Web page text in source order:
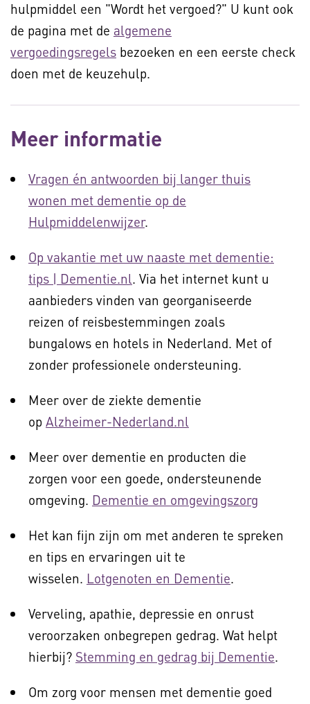
hulpmiddel een "Wordt het vergoed?" U kunt ook
de pagina met de algemene
vergoedingsregels bezoeken en een eerste check
doen met de keuzehulp.
Meer informatie
Vragen én antwoorden bij langer thuis
wonen met dementie op de
Hulpmiddelenwijzer.
Op vakantie met uw naaste met dementie:
tips | Dementie.nl. Via het internet kunt u
aanbieders vinden van georganiseerde
reizen of reisbestemmingen zoals
bungalows en hotels in Nederland. Met of
zonder professionele ondersteuning.
Meer over de ziekte dementie
op Alzheimer-Nederland.nl
Meer over dementie en producten die
zorgen voor een goede, ondersteunende
omgeving. Dementie en omgevingszorg
Het kan fijn zijn om met anderen te spreken
en tips en ervaringen uit te
wisselen. Lotgenoten en Dementie.
Verveling, apathie, depressie en onrust
veroorzaken onbegrepen gedrag. Wat helpt
hierbij? Stemming en gedrag bij Dementie.
Om zorg voor mensen met dementie goed